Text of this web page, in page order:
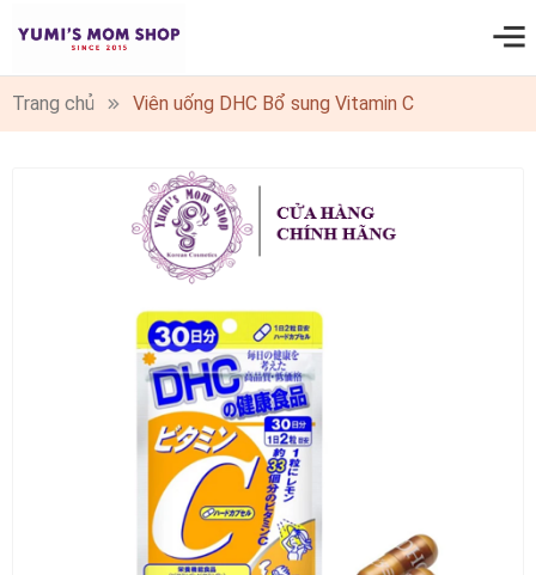
0
Trang chủ Viên uống DHC Bổ sung Vitamin C